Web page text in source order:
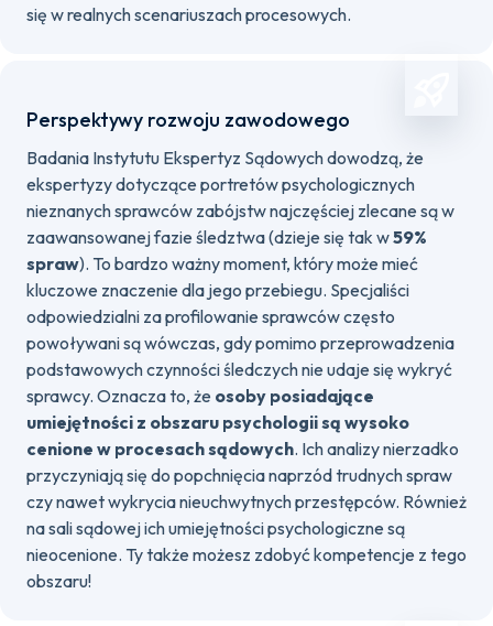
się w realnych scenariuszach procesowych.
Perspektywy rozwoju zawodowego
Badania Instytutu Ekspertyz Sądowych dowodzą, że
ekspertyzy dotyczące portretów psychologicznych
nieznanych sprawców zabójstw najczęściej zlecane są w
zaawansowanej fazie śledztwa (dzieje się tak w59%
spraw). To bardzo ważny moment, który może mieć
kluczowe znaczenie dla jego przebiegu. Specjaliści
odpowiedzialni za profilowanie sprawców często
powoływani są wówczas, gdy pomimo przeprowadzenia
podstawowych czynności śledczych nie udaje się wykryć
sprawcy. Oznacza to, że osoby posiadające
umiejętności z obszaru psychologii są wysoko
cenione w procesach sądowych. Ich analizy nierzadko
przyczyniają się do popchnięcia naprzód trudnych spraw
czy nawet wykrycia nieuchwytnych przestępców. Również
na sali sądowej ich umiejętności psychologiczne są
nieocenione. Ty także możesz zdobyć kompetencje z tego
obszaru!